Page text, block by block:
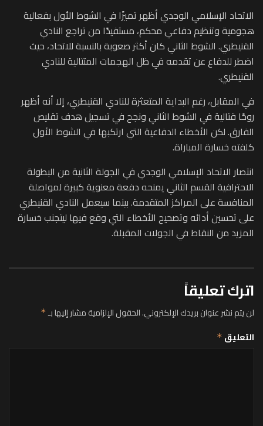
الاتحاد الإسلامي الوجدي أظهر تميزًا في الشوط الأول بفعالية
هجومية وتنظيم دفاعي محكم، مستفيدًا من تراجع النادي
القنيطري. الشوط الثاني كان أكثر صعوبة بالنسبة للاتحاد، حيث
اضطر للدفاع عن تقدمه في ظل الهجمات المتتالية للنادي
القنيطري.
في المقابل، رغم البداية المتعثرة للنادي القنيطري، إلا أنه أظهر
روحًا قتالية في الشوط الثاني ونجح في تسجيل هدف تقليص
الفارق. لكن الأخطاء الدفاعية التي ارتكبها في الشوط الأول
كلفته خسارة المباراة.
انتصار الاتحاد الإسلامي الوجدي في الجولة الثانية من البطولة
الاحترافية القسم الثاني يمنحه دفعة معنوية كبيرة لمواصلة
المنافسة على المراكز المتقدمة. بينما سيعمل النادي القنيطري
على تحسين أدائه وتصحيح الأخطاء التي وقع فيها ليتجنب خسارة
المزيد من النقاط في الجولات المقبلة.
اترك تعليقاً
لن يتم نشر عنوان بريدك الإلكتروني.الحقول الإلزامية مشار إليها بـ*
التعليق *